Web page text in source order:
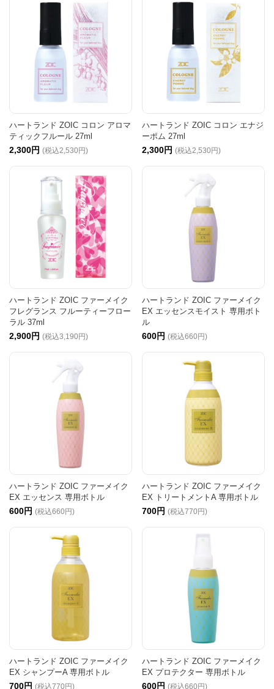
ハートランド ZOIC コロン アロマ
ティックフルール 27ml
2,300円 (税込2,530円)
ハートランド ZOIC コロン エナジ
ーポム 27ml
2,300円 (税込2,530円)
ハートランド ZOIC ファーメイク
フレグランス フルーティーフロー
ラル 37ml
2,900円 (税込3,190円)
ハートランド ZOIC ファーメイク
EX エッセンスモイスト 専用ボト
ル
600円 (税込660円)
ハートランド ZOIC ファーメイク
EX エッセンス 専用ボトル
600円 (税込660円)
ハートランド ZOIC ファーメイク
EX トリートメントA 専用ボトル
700円 (税込770円)
ハートランド ZOIC ファーメイク
EX シャンプーA 専用ボトル
700円 (税込770円)
ハートランド ZOIC ファーメイク
EX プロテクター 専用ボトル
600円 (税込660円)